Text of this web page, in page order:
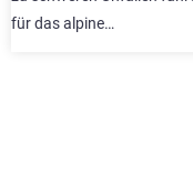
für das alpine…